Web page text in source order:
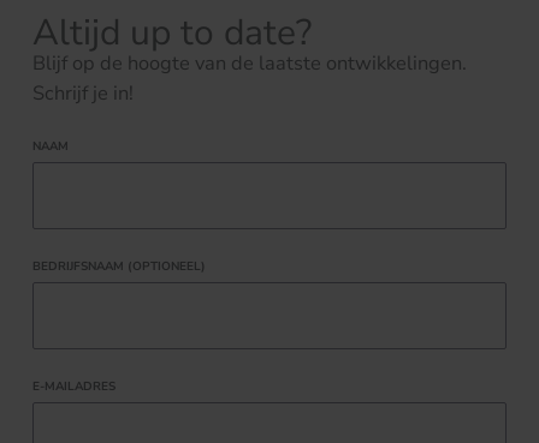
Altijd up to date?
Blijf op de hoogte van de laatste ontwikkelingen.
Schrijf je in!
NAAM
BEDRIJFSNAAM (OPTIONEEL)
E-MAILADRES